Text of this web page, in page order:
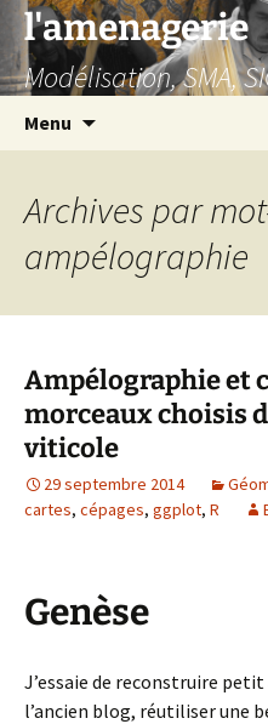
Aller
contenu
l'amenagerie
Modélisation, SMA,
Menu
Archives par
ampélographie
Ampélographie et
morceaux choisis
viticole
29 septembre 2014
cartes, cépages, ggplot, R
Genèse
J’essaie de reconstruire
l’ancien blog, réutiliser une